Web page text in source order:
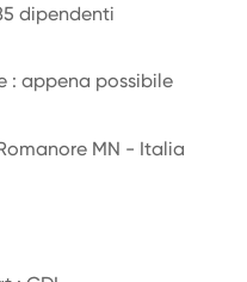
dipendenti
: appena possibile
MN - Italia